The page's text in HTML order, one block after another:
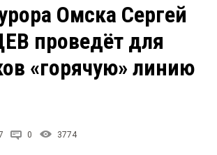
Рейтинги
Блоги
Архив
Омска Сергей
проведёт для
«горячую» линию
0 3774